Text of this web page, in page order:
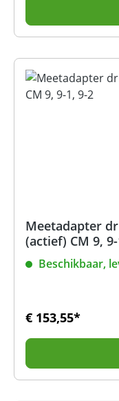
Meetadapter
(actief) CM 9,
Beschikbaar,
€ 153,55*